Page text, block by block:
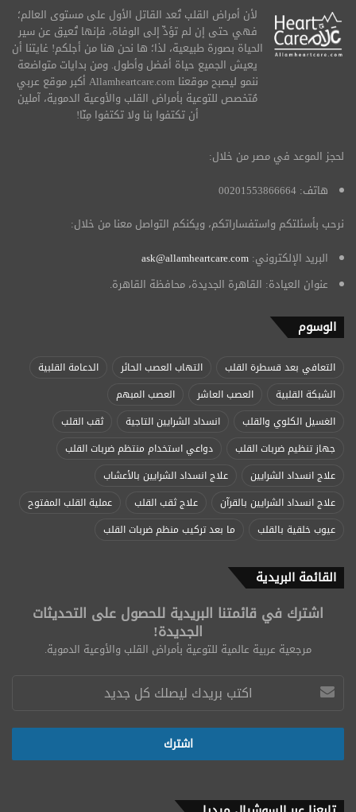
لأن أمراض القلب تُعد القاتل الأول على مستوى العالم؛
فهي حتى إن لم تؤدِّ إلى الوفاة، فإنها تُعيق عن سير
الحياة بصورة طبيعية، لذا؛ ها نحن هنا من أجلكم! غايتنا أن
يعيش الجميع حياة أفضل وأطول. ومن بدايات متواضعة
ننمو ليصبح موقعنا Allamheartcare.com أكبر موقع عربي
مُتخصص للتوعية بأمراض القلب والأوعية الدموية، آملين
أن تكتفوا بنا ولا تكتفوا مِنّا!
لحجز الموعد في مصر من خلال:
هاتف: 00201553866664
نرحب بأسئلتكم واستفساراتكم، ويكنكم التواصل معنا من خلال:
البريد الإلكتروني: ask@allamheartcare.com
عنوان العيادة: القاهرة الجديدة، محافظة القاهرة.
الوسوم
التعافي بعد قسطرة القلب التهاب العصب الحائر
الدعامة القلبية
الشبكة القلبية
العصب العاشر
العصب المبهم
الغسيل الكلوي والقلب
انسداد الشرايين التاجية
ثقب القلب
جهاز تنظيم ضربات القلب
دواعي استخدام منتظم ضربات القلب
علاج انسداد الشرايين
علاج انسداد الشرايين بالأعشاب
علاج انسداد الشرايين بالقرآن
علاج ثقب القلب
عملية القلب المفتوح
عيوب خلقية بالقلب
ما بعد تركيب منظم ضربات القلب
القائمة البريدية
اشترك في قائمتنا البريدية للحصول على التحديثات
الجديدة!
مرجعية عربية عالمية للتوعية بأمراض القلب والأوعية الدموية.